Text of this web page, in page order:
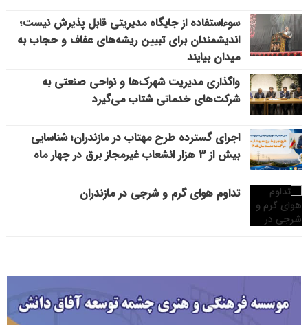
سوءاستفاده از جایگاه مدیریتی قابل پذیرش نیست؛
اندیشمندان برای تبیین ریشه‌های عفاف و حجاب به
میدان بیایند
واگذاری مدیریت شهرک‌ها و نواحی صنعتی به
شرکت‌های خدماتی شتاب می‌گیرد
اجرای گسترده طرح مهتاب در مازندران؛ شناسایی
بیش از ۳ هزار انشعاب غیرمجاز برق در چهار ماه
تداوم هوای گرم و شرجی در مازندران